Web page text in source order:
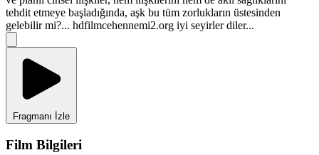
tehdit etmeye başladığında, aşk bu tüm zorlukların üstesinden
gelebilir mi?... hdfilmcehennemi2.org iyi seyirler diler...
Fragmanı İzle
Film Bilgileri